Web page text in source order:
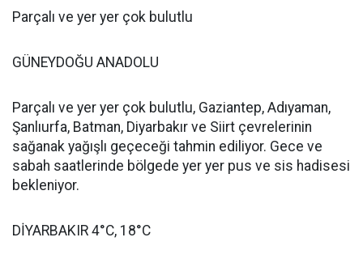
Parçalı ve yer yer çok bulutlu
GÜNEYDOĞU ANADOLU
Parçalı ve yer yer çok bulutlu, Gaziantep, Adıyaman,
Şanlıurfa, Batman, Diyarbakır ve Siirt çevrelerinin
sağanak yağışlı geçeceği tahmin ediliyor. Gece ve
sabah saatlerinde bölgede yer yer pus ve sis hadisesi
bekleniyor.
DİYARBAKIR 4°C, 18°C